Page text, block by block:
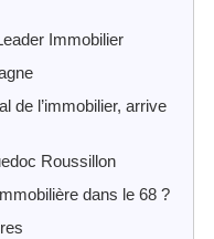
Immobilier
de l’immobilier, arrive
Roussillon
dans le 68 ?